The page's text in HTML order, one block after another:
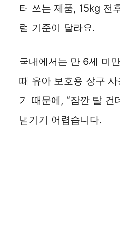
터 쓰는 제품, 15kg 전
럼 기준이 달라요.
국내에서는 만 6세 미
때 유아 보호용 장구
기 때문에, “잠깐 탈 건
넘기기 어렵습니다.